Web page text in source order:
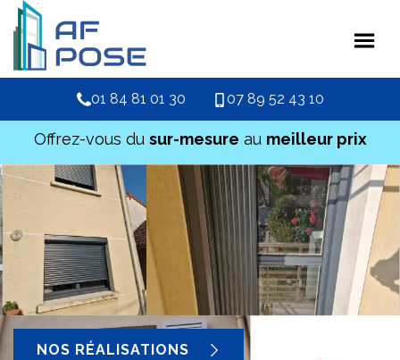
01 84 81 01 30 07 89 52 43 10
Offrez-vous du sur-mesure au meilleur prix
NOS RÉALISATIONS